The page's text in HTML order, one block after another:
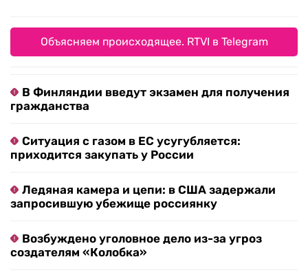
Объясняем происходящее. RTVI в Telegram
В Финляндии введут экзамен для получения
гражданства
Ситуация с газом в ЕС усугубляется:
приходится закупать у России
Ледяная камера и цепи: в США задержали
запросившую убежище россиянку
Возбуждено уголовное дело из-за угроз
создателям «Колобка»